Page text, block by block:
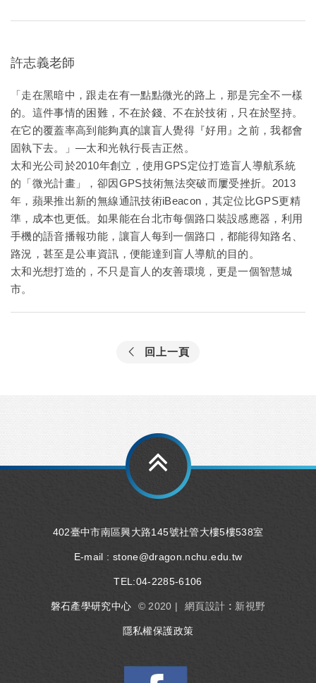
許志義老師
「走在黑暗中，跟走在有一點點微光的路上，那是完全不一樣
的。這件事情的困難，不在於錢、不在於技術，只在於堅持。
在它的覆蓋率高到能夠真的讓盲人覺得『好用』之前，我都會
固執下去。」—太和光執行長吉正然。
太和光公司於2010年創立，使用GPS定位打造盲人導航系統
的「微光計畫」，卻因GPS技術無法突破而屢受挫折。2013
年，蘋果推出新的無線通訊技術iBeacon，其定位比GPS更精
準，成本也更低。如果能在台北市每個路口裝設感應器，利用
手機的語音播報功能，讓盲人每到一個路口，都能得知路名、
路況，甚至是公車資訊，便能達到盲人導航的目的。
太和光想打造的，不只是盲人的友善環境，更是一個智慧城
市。
回上一頁
402臺中市南區興大路145號社管大樓5樓538室
E-mail : stone@dragon.nchu.edu.tw
TEL:04-2285-6106
磐石產學研究中心 © 2020 | 網頁設計 : 新視野
隱私權保護政策